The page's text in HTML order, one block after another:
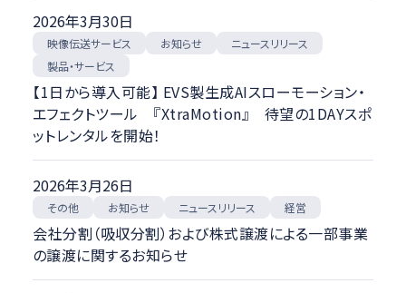
2026年3月30日
映像伝送サービス お知らせ ニュースリリース
製品・サービス
【1日から導入可能】 EVS製生成AIスローモーション・
エフェクトツール 『XtraMotion』 待望の1DAYスポ
ットレンタルを開始！
2026年3月26日
その他 お知らせ ニュースリリース 経営
会社分割（吸収分割）および株式譲渡による一部事業
の譲渡に関するお知らせ